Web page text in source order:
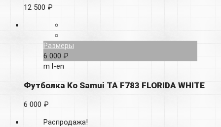
12 500 ₽
Размеры
6 000 ₽
m l-en
Футболка Ko Samui TA F783 FLORIDA WHITE
6 000 ₽
Распродажа!